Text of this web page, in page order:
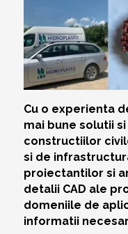
Cu o experienta
mai bune solutii
constructiilor
si de
proiectantilor si
detalii CAD ale
domeniile de
informatii